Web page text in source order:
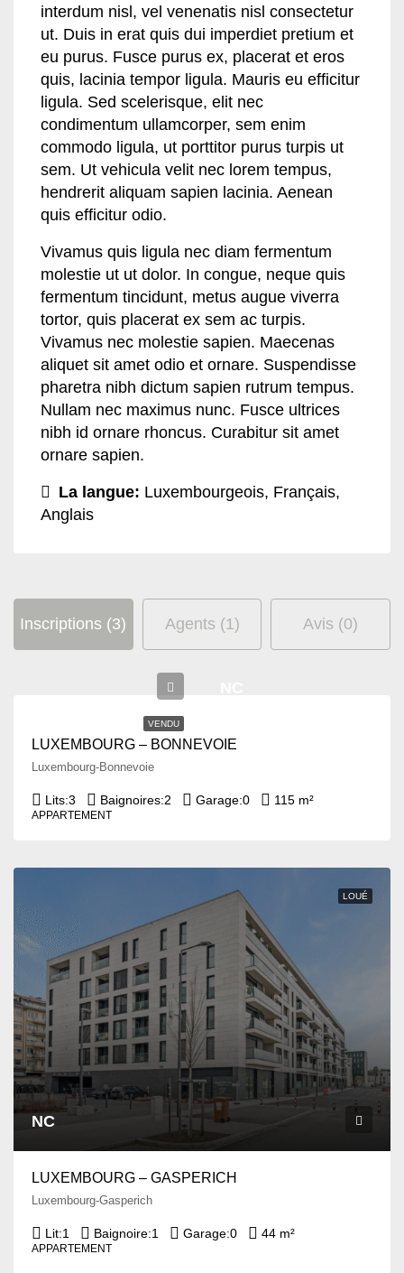
interdum nisl, vel venenatis nisl consectetur
ut. Duis in erat quis dui imperdiet pretium et
eu purus. Fusce purus ex, placerat et eros
quis, lacinia tempor ligula. Mauris eu efficitur
ligula. Sed scelerisque, elit nec
condimentum ullamcorper, sem enim
commodo ligula, ut porttitor purus turpis ut
sem. Ut vehicula velit nec lorem tempus,
hendrerit aliquam sapien lacinia. Aenean
quis efficitur odio.
Vivamus quis ligula nec diam fermentum
molestie ut ut dolor. In congue, neque quis
fermentum tincidunt, metus augue viverra
tortor, quis placerat ex sem ac turpis.
Vivamus nec molestie sapien. Maecenas
aliquet sit amet odio et ornare. Suspendisse
pharetra nibh dictum sapien rutrum tempus.
Nullam nec maximus nunc. Fusce ultrices
nibh id ornare rhoncus. Curabitur sit amet
ornare sapien.
La langue: Luxembourgeois, Français,
Anglais
Inscriptions (3) Agents (1) Avis (0)
VENDU
LUXEMBOURG – BONNEVOIE
Luxembourg-Bonnevoie
Lits:3 Baignoires:2 Garage:0 115 m²
APPARTEMENT
LOUÉ
NC
LUXEMBOURG – GASPERICH
Luxembourg-Gasperich
Lit:1 Baignoire:1 Garage:0 44 m²
APPARTEMENT